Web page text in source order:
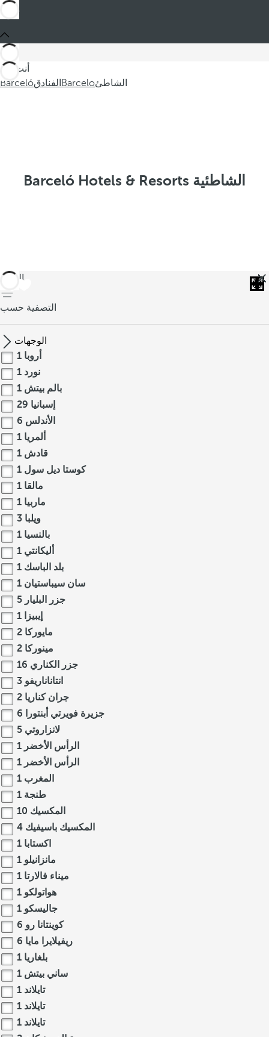
أنت في
Barcelóالفنادق Barceloالشاطئ
Barceló Hotels & Resorts الشاطئية
العودة
التصفية حسب
الوجهات
أروبا 1
نورد 1
بالم بيتش 1
إسبانيا 29
الأندلس 6
ألمريا 1
قادش 1
كوستا ديل سول 1
مالقا 1
ماربيا 1
ويلبا 3
بالنسيا 1
أليكانتي 1
بلد الباسك 1
سان سيباستيان 1
جزر البليار 5
إيبيزا 1
مايوركا 2
مينوركا 2
جزر الكناري 16
انتاناناريفو 3
جران كناريا 2
جزيرة فويرتي أبنتورا 6
لانزاروتي 5
الرأس الأخضر 1
الرأس الأخضر 1
المغرب 1
طنجة 1
المكسيك 10
المكسيك باسيفيك 4
اكستابا 1
مانزانيلو 1
ميناء فالارتا 1
هواتولكو 1
جاليسكو 1
كوينتانا رو 6
ريفيلايرا مايا 6
بلغاريا 1
ساني بيتش 1
تايلاند 1
تايلاند 1
تايلاند 1